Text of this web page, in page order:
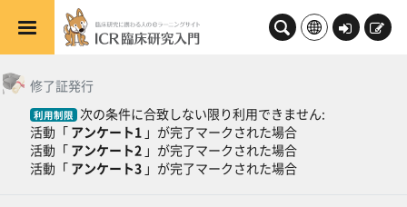
メインコンテンツへスキップする
ロ
新
トピックアウトライン
一般 修了証発行
利用制限 次の条件に合致しない限り利用できません:
活動「 アンケート1 」が完了マークされた場合
活動「 アンケート2 」が完了マークされた場合
活動「 アンケート3」が完了マークされた場合